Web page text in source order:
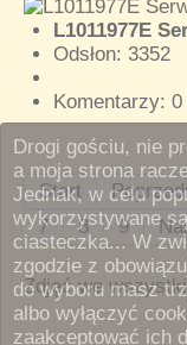
Drogi gościu, nie
a moja strona
Jednak, w celu
wykorzystywane
ciasteczka... W
zgodzie z
do wyboru masz
albo wyłączyć
zaakceptować ich
Drogi gościu, nie
a moja strona
Jednak, w celu
wykorzystywane
ciasteczka... W
zgodzie z
do wyboru masz
albo wyłączyć
zaakceptować ich
L1011977E
Odsłon: 3352
Komentarzy: 0
Start
7
8 9
Zdjęć we